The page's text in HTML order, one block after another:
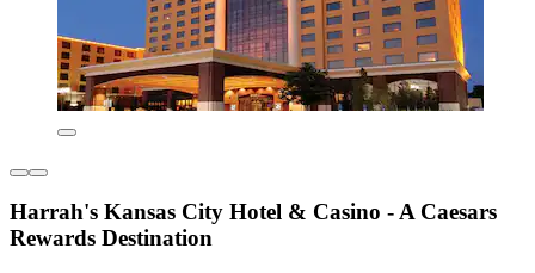
Harrah's Kansas City Hotel & Casino - A Caesars
Rewards Destination